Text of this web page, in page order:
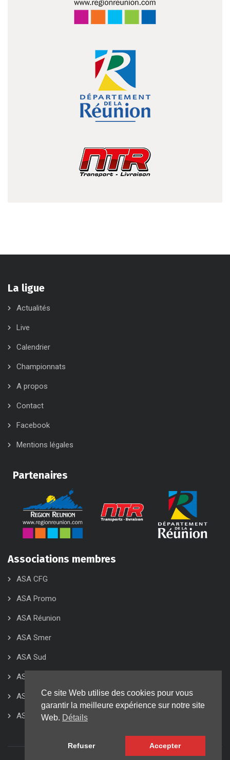
La ligue
Actualités
Live
Calendrier
Championnats
A propos
Contact
Facebook
Mentions légales
Partenaires
Associations membres
ASA CFG
ASA Promo
ASA Réunion
ASA Smer
ASA Sud
ASA 974
ASK KCB
ASK KCD
Ce site Web utilise des cookies pour vous
garantir la meilleure expérience sur notre site
Web. Détails
Refuser Accepter